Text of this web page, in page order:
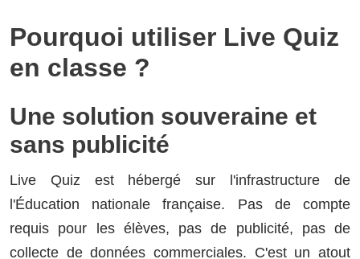
Pourquoi utiliser Live Quiz
en classe ?
Une solution souveraine et
sans publicité
Live Quiz est hébergé sur l'infrastructure de
l'Éducation nationale française. Pas de compte
requis pour les élèves, pas de publicité, pas de
collecte de données commerciales. C'est un atout